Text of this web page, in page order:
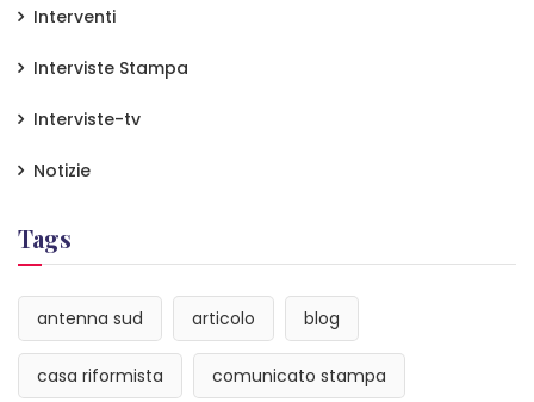
Interventi
Interviste Stampa
Interviste-tv
Notizie
Tags
antenna sud articolo blog
casa riformista comunicato stampa